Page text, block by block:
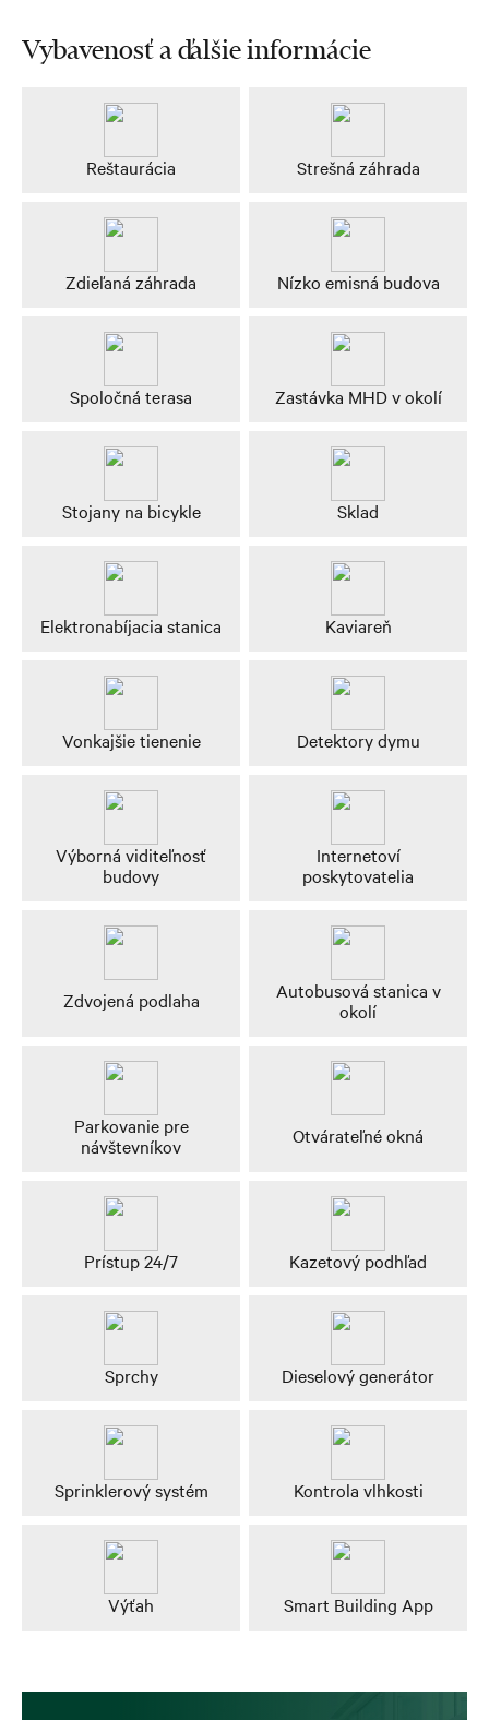
Vybavenosť a ďalšie informácie
Reštaurácia Strešná záhrada
Zdieľaná záhrada Nízko emisná budova
Spoločná terasa Zastávka MHD v okolí
Stojany na bicykle Sklad
Elektronabíjacia stanica Kaviareň
Vonkajšie tienenie Detektory dymu
Výborná viditeľnosť
budovy
Internetoví
poskytovatelia
Zdvojená podlaha
Autobusová stanica v
okolí
Parkovanie pre
návštevníkov
Otvárateľné okná
Prístup 24/7 Kazetový podhľad
Sprchy Dieselový generátor
Sprinklerový systém Kontrola vlhkosti
Výťah Smart Building App